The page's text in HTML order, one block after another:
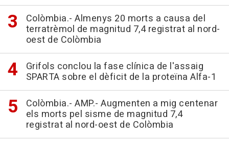
Colòmbia.- Almenys 20 morts a causa del
terratrèmol de magnitud 7,4 registrat al nord-
oest de Colòmbia
Grifols conclou la fase clínica de l'assaig
SPARTA sobre el dèficit de la proteïna Alfa-1
Colòmbia.- AMP.- Augmenten a mig centenar
els morts pel sisme de magnitud 7,4
registrat al nord-oest de Colòmbia